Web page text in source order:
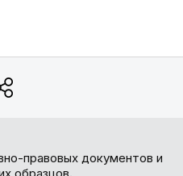
правовых документов и